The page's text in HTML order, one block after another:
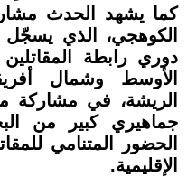
كما يشهد الحدث
الكوهجي، الذي
دوري رابطة
الأوسط وشمال
الريشة، في مشاركة
جماهيري كبير من
الحضور المتنامي
الإقليمية.